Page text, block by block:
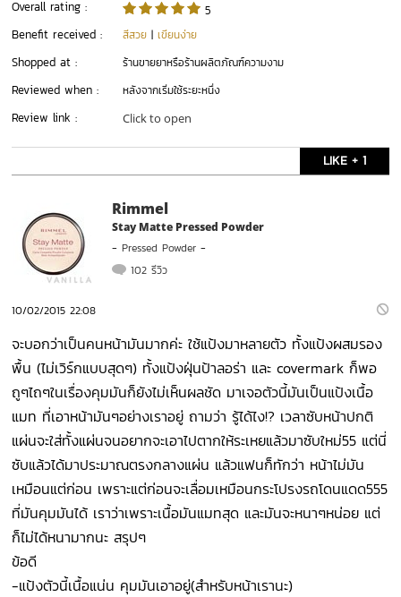
Overall rating :
5
Benefit received :
สีสวย |เขียนง่าย
Shopped at : ร้านขายยาหรือร้านผลิตภัณฑ์ความงาม
Reviewed when : หลังจากเริ่มใช้ระยะหนึ่ง
Review link : Click to open
LIKE + 1
Rimmel
Stay Matte Pressed Powder
-Pressed Powder -
102 รีวิว
10/02/2015 22:08
จะบอกว่าเป็นคนหน้ามันมากค่ะ ใช้แป้งมาหลายตัว ทั้งแป้งผสมรอง
พื้น (ไม่เวิร์กแบบสุดๆ) ทั้งแป้งฝุ่นป้าลอร่า และ covermark ก็พอ
ถูๆไถๆในเรื่องคุมมันก็ยังไม่เห็นผลชัด มาเจอตัวนี้มันเป็นแป้งเนื้อ
แมท ที่เอาหน้ามันๆอย่างเราอยู่ ถามว่า รู้ได้ไง!? เวลาซับหน้าปกติ
แผ่นจะใส่ทั้งแผ่นจนอยากจะเอาไปตากให้ระเหยแล้วมาซับใหม่55 แต่นี่
ซับแล้วได้มาประมาณตรงกลางแผ่น แล้วแฟนก็ทักว่า หน้าไม่มัน
เหมือนแต่ก่อน เพราะแต่ก่อนจะเลื่อมเหมือนกระโปรงรถโดนแดด555
ที่มันคุมมันได้ เราว่าเพราะเนื้อมันแมทสุด และมันจะหนาๆหน่อย แต่
ก็ไม่ได้หนามากนะ สรุปๆ
ข้อดี
-แป้งตัวนี้เนื้อแน่น คุมมันเอาอยู่(สำหรับหน้าเรานะ)